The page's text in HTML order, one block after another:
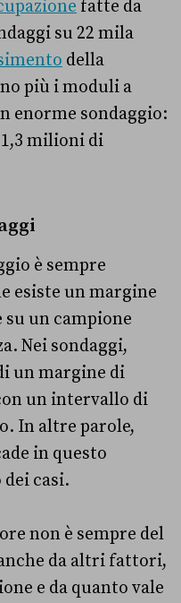
fatte da
su 22 mila
della
più i moduli a
enorme sondaggio:
milioni di
è sempre
esiste un margine
un campione
Nei sondaggi,
un margine di
un intervallo di
In altre parole,
in questo
casi.
non è sempre del
da altri fattori,
e da quanto vale